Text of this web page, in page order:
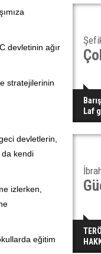
devletinin ağır
stratejilerinin
devletlerin,
kendi
izlerken,
eğitim
Laf